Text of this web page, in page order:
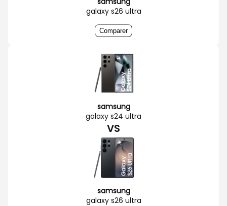
galaxy s26 ultra
Comparer
samsung
galaxy s24 ultra
VS
samsung
galaxy s26 ultra